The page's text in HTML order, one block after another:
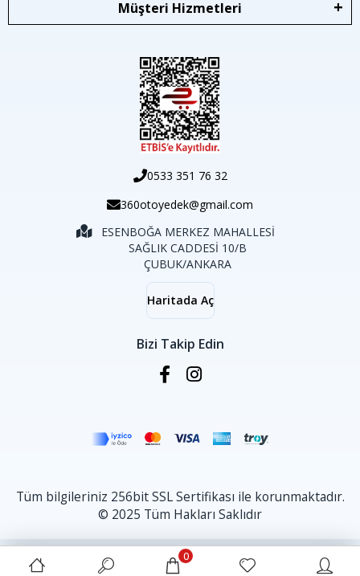
Müşteri Hizmetleri
0533 351 76 32
360otoyedek@gmail.com
ESENBOĞA MERKEZ MAHALLESİ
SAĞLIK CADDESİ 10/B
ÇUBUK/ANKARA
Haritada Aç
Bizi Takip Edin
Tüm bilgileriniz 256bit SSL Sertifikası ile korunmaktadır.
© 2025 Tüm Hakları Saklıdır
0